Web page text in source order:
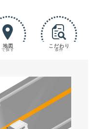
地図
で探す
こだわり
条件